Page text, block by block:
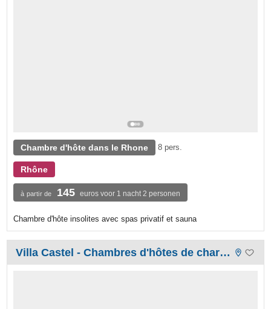
Chambre d'hôte dans le Rhone 8 pers.
Rhône
à partir de 145 euros voor 1 nacht 2 personen
Chambre d'hôte insolites avec spas privatif et sauna
Villa Castel - Chambres d'hôtes de charme et gîte Lyon